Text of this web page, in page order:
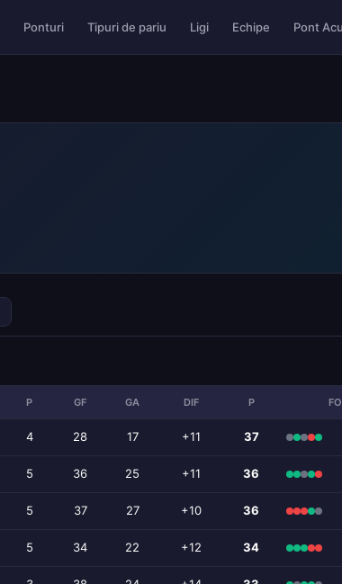
Ponturi Tipuri de pariu Ligi Echipe Pont
P GF GA DIF P
4 28 17 +11 37
5 36 25 +11 36
5 37 27 +10 36
5 34 22 +12 34